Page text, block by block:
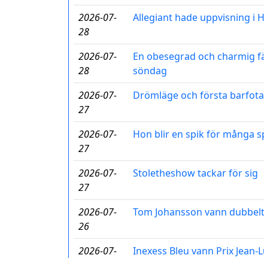
2026-07-
28
Allegiant hade uppvisning i
2026-07-
28
En obesegrad och charmig
söndag
2026-07-
27
Drömläge och första
2026-07-
27
Hon blir en spik för många
2026-07-
27
Stoletheshow tackar för sig
2026-07-
26
Tom Johansson vann
2026-07-
Inexess Bleu vann Prix Jean-